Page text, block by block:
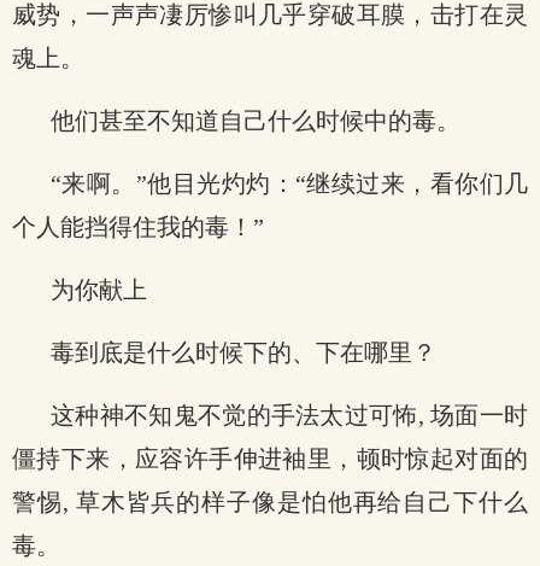
威势，一声声凄厉惨叫几乎穿破耳膜，击打在灵
魂上。
他们甚至不知道自己什么时候中的毒。
“来啊。”他目光灼灼：“继续过来，看你们几
个人能挡得住我的毒！”
为你献上
毒到底是什么时候下的、下在哪里？
这种神不知鬼不觉的手法太过可怖, 场面一时
僵持下来，应容许手伸进袖里，顿时惊起对面的
警惕, 草木皆兵的样子像是怕他再给自己下什么
毒。